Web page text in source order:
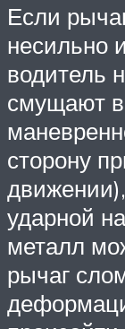
Если
несильно
водитель
смущают
сторону
ударной
металл
рычаг